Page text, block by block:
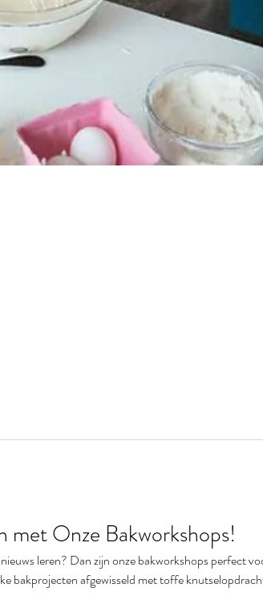
met Onze Bakworkshops!
leren? Dan zijn onze bakworkshops perfect
bakprojecten afgewisseld met toffe